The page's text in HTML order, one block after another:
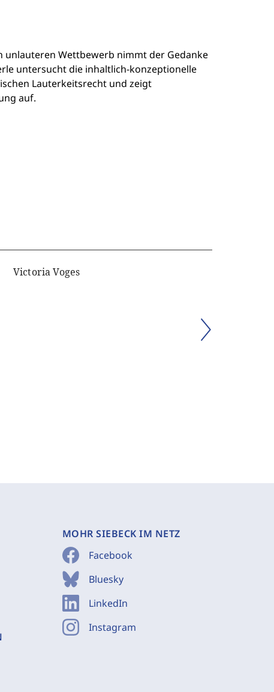
unlauteren Wettbewerb nimmt der Gedanke
untersucht die inhaltlich-konzeptionelle
Lauterkeitsrecht und zeigt
auf.
Victoria Voges
MOHR SIEBECK IM NETZ
Facebook
Bluesky
LinkedIn
Instagram